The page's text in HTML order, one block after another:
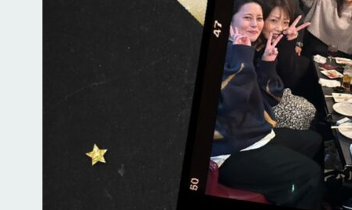
お知らせ
会社概要
地域貢献・SDGs